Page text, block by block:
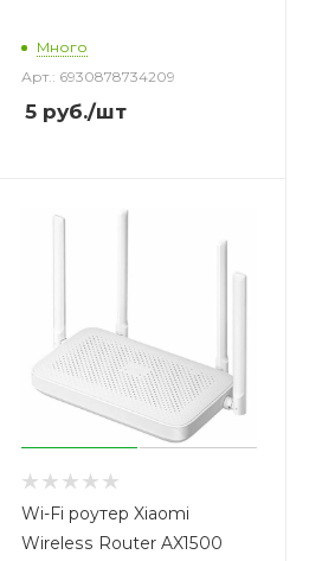
Много
Арт.: 6930878734209
5руб./шт
Wi-Fi роутер Xiaomi
Wireless Router AX1500